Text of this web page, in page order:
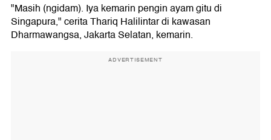
"Masih (ngidam). Iya kemarin pengin ayam gitu di
Singapura," cerita Thariq Halilintar di kawasan
Dharmawangsa, Jakarta Selatan, kemarin.
ADVERTISEMENT